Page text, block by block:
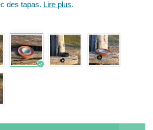
des tapas. Lire plus.